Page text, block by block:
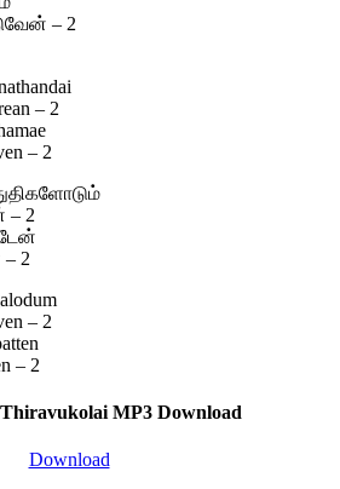
– 2
– 2
– 2
– 2
2
– 2
– 2
MP3 Download
Download